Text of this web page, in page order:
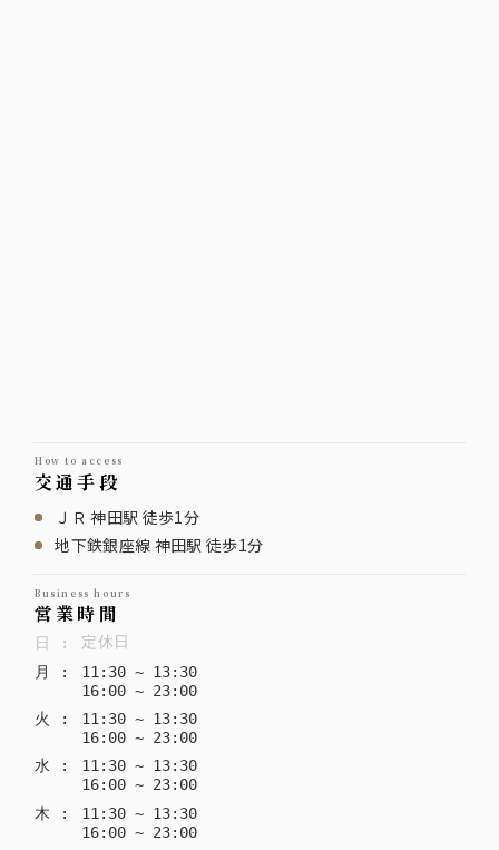
how to access
交通手段
ＪＲ 神田駅 徒歩1分
地下鉄銀座線 神田駅 徒歩1分
business hours
営業時間
日 :
定休日
月
: 11 : 30 ~ 13: 30
16: 00 ~ 23: 00
火
: 11 : 30 ~ 13: 30
16: 00 ~ 23: 00
水 : 11: 30 ~ 13: 30
16: 00 ~ 23: 00
木 : 11 : 30 ~ 13: 30
16: 00 ~ 23: 00